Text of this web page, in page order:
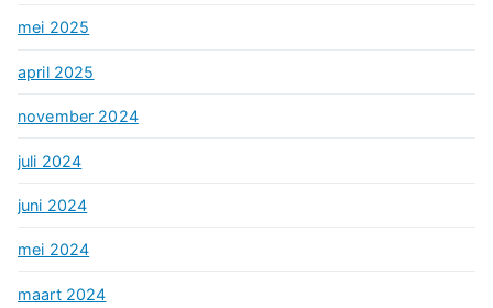
mei 2025
april 2025
november 2024
juli 2024
juni 2024
mei 2024
maart 2024